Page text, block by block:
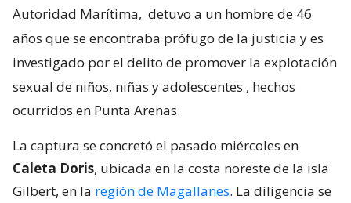
Autoridad Marítima, detuvo a un hombre de 46
años que se encontraba prófugo de la justicia y es
investigado por el delito de promover la explotación
sexual de niños, niñas y adolescentes , hechos
ocurridos en Punta Arenas.
La captura se concretó el pasado miércoles en
Caleta Doris, ubicada en la costa noreste de la isla
Gilbert, en la región de Magallanes. La diligencia se